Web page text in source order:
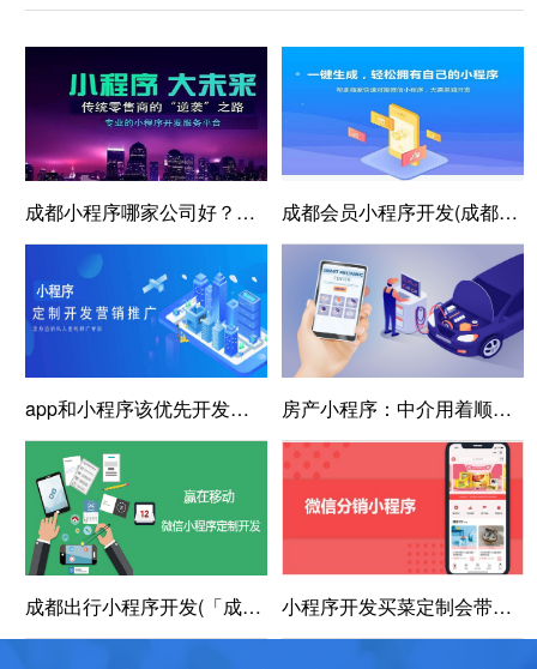
成都小程序哪家公司好？深圳专业小程序开发公司 成都会员小程序开发(成都会员小程序开发攻略)
app和小程序该优先开发哪个？让开发公司来教你选择 房产小程序：中介用着顺，租房更省心
成都出行小程序开发(「成都出行小程序开发指南」) 小程序开发买菜定制会带来哪些好处呢？